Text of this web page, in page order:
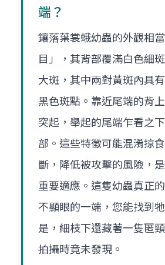
端？
鑲落葉裳蛾幼蟲的外觀相
目」，其背部覆滿白色細
大斑，其中兩對黃斑內具
黑色斑點。靠近尾端的背
突起，舉起的尾端乍看之
部。這些特徵可能混淆掠
斷，降低被攻擊的風險，
重要適應。這隻幼蟲真正
不顯眼的一端，您能找到
是，細枝下還藏著一隻匿
拍攝時竟未發現。